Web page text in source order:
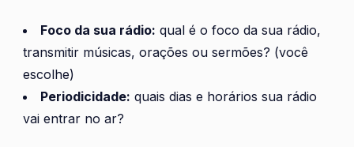
Foco da sua rádio: qual é o foco da sua rádio,
transmitir músicas, orações ou sermões? (você
escolhe)
Periodicidade: quais dias e horários sua rádio
vai entrar no ar?